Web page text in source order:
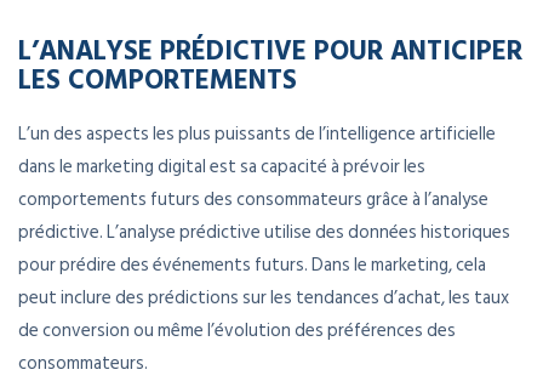
L’ANALYSE PRÉDICTIVE POUR ANTICIPER
LES COMPORTEMENTS
L’un des aspects les plus puissants de l’intelligence artificielle
dans le marketing digital est sa capacité à prévoir les
comportements futurs des consommateurs grâce à l’analyse
prédictive. L’analyse prédictive utilise des données historiques
pour prédire des événements futurs. Dans le marketing, cela
peut inclure des prédictions sur les tendances d’achat, les taux
de conversion ou même l’évolution des préférences des
consommateurs.